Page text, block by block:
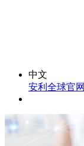
中文
安利全球官网